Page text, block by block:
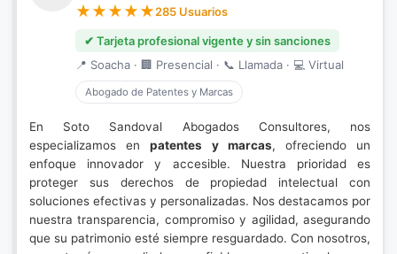
285 Usuarios
✔ Tarjeta profesional vigente y sin sanciones
📍 Soacha · 🏢 Presencial · 📞 Llamada · 💻 Virtual
Abogado de Patentes y Marcas
En Soto Sandoval Abogados Consultores, nos
especializamos enpatentes y marcas, ofreciendo un
enfoque innovador y accesible. Nuestra prioridad es
proteger sus derechos de propiedad intelectual con
soluciones efectivas y personalizadas. Nos destacamos por
nuestra transparencia, compromiso y agilidad, asegurando
que su patrimonio esté siempre resguardado. Con nosotros,